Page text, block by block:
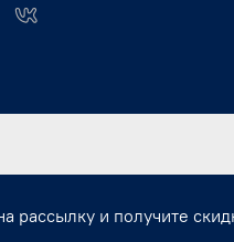
рассылку и получите